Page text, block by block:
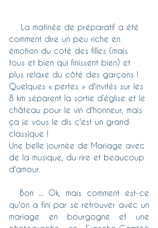
comment dire un peu riche en
émotion du coté des filles (mais
tous et bien qui finissent bien) et
plus relaxe du côté des garçons !
Quelques « pertes » d'invités sur les
8 km séparent la sortie d’église et le
château pour le vin d'honneur, mais
ça je vous le dis c'est un grand
classique !
Une belle journée de Mariage avec
de la musique, du rire et beaucoup
d'amour.
qu'on a fini par se retrouver avec un
mariage en bourgogne et une